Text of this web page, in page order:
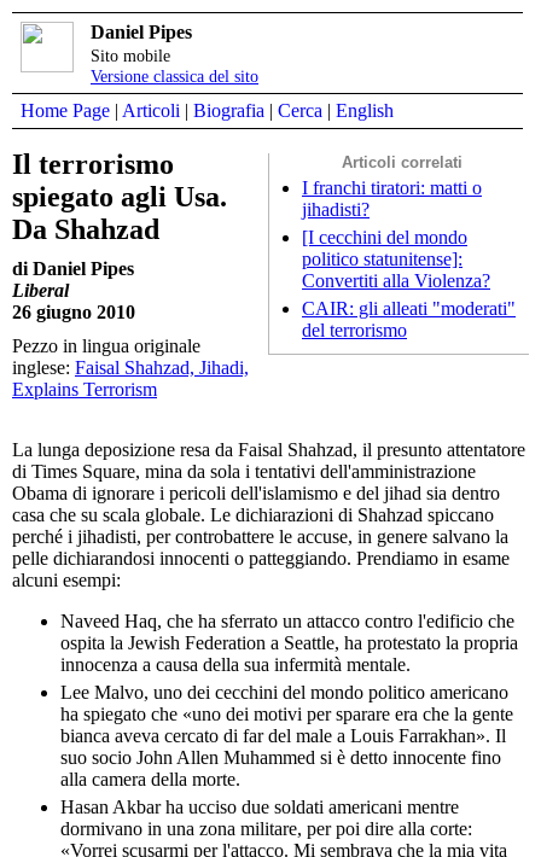
Daniel Pipes
Sito mobile
Versione classica del sito
Home Page | Articoli | Biografia | Cerca | English
Articoli correlati
I franchi tiratori: matti o
jihadisti?
[I cecchini del mondo
politico statunitense]:
Convertiti alla Violenza?
CAIR: gli alleati "moderati"
del terrorismo
Il terrorismo
spiegato agli Usa.
Da Shahzad
di Daniel Pipes
Liberal
26 giugno 2010
Pezzo in lingua originale
inglese: Faisal Shahzad, Jihadi,
Explains Terrorism
La lunga deposizione resa da Faisal Shahzad, il presunto attentatore
di Times Square, mina da sola i tentativi dell'amministrazione
Obama di ignorare i pericoli dell'islamismo e del jihad sia dentro
casa che su scala globale. Le dichiarazioni di Shahzad spiccano
perché i jihadisti, per controbattere le accuse, in genere salvano la
pelle dichiarandosi innocenti o patteggiando. Prendiamo in esame
alcuni esempi:
Naveed Haq, che ha sferrato un attacco contro l'edificio che
ospita la Jewish Federation a Seattle, ha protestato la propria
innocenza a causa della sua infermità mentale.
Lee Malvo, uno dei cecchini del mondo politico americano
ha spiegato che «uno dei motivi per sparare era che la gente
bianca aveva cercato di far del male a Louis Farrakhan». Il
suo socio John Allen Muhammed si è detto innocente fino
alla camera della morte.
Hasan Akbar ha ucciso due soldati americani mentre
dormivano in una zona militare, per poi dire alla corte:
«Vorrei scusarmi per l'attacco. Mi sembrava che la mia vita